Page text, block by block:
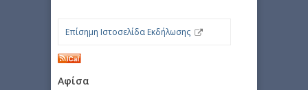
Επίσημη Ιστοσελίδα Εκδήλωσης
Αφίσα